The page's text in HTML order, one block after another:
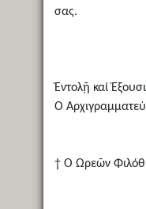
σας.
Ἐντολῇ καί
Ὁ
† Ὁ Ὠρεῶν